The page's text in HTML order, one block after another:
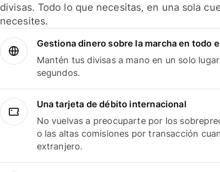
divisas. Todo lo que necesitas, en una sola
necesites.
Gestiona dinero sobre la marcha en todo
Mantén tus divisas a mano en un solo
segundos.
Una tarjeta de débito internacional
No vuelvas a preocuparte por los
o las altas comisiones por transacción
extranjero.